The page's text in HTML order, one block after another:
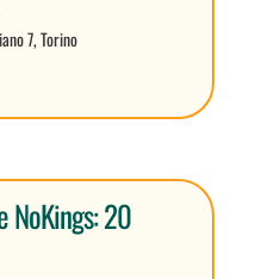
7, Torino
NoKings: 20